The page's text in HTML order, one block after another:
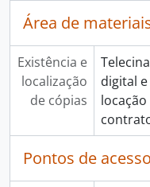
Área de
Existência e
localização
de cópias
digital
Pontos de acesso